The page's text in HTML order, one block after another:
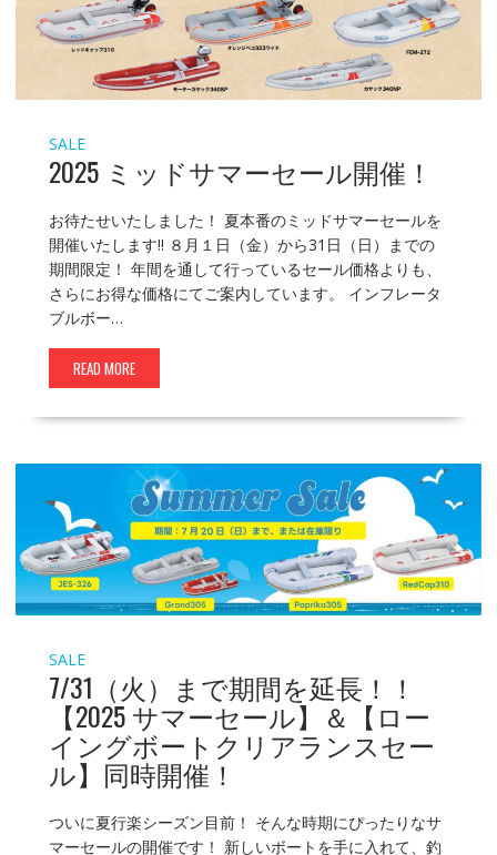
SALE
2025 ミッドサマーセール開催！
お待たせいたしました！ 夏本番のミッドサマーセールを
開催いたします!! ８月１日（金）から31日（日）までの
期間限定！ 年間を通して行っているセール価格よりも、
さらにお得な価格にてご案内しています。 インフレータ
ブルボー…
READ MORE
SALE
7/31（火）まで期間を延長！！
【2025 サマーセール】＆【ロー
イングボートクリアランスセー
ル】同時開催！
ついに夏行楽シーズン目前！ そんな時期にぴったりなサ
マーセールの開催です！ 新しいボートを手に入れて、釣